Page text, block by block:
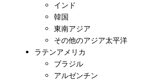
インド
韓国
東南アジア
その他のアジア太平洋
ラテンアメリカ
ブラジル
アルゼンチン